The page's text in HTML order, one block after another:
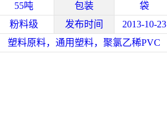
55吨 包装
袋
粉料级 发布时间
2013-10-23
塑料原料，通用塑料，聚氯乙稀PVC